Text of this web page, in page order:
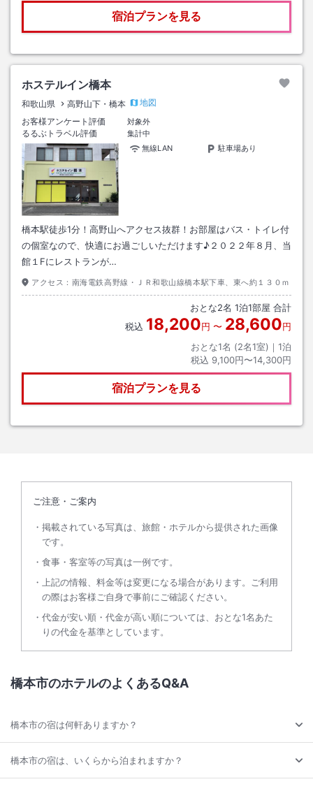
宿泊プランを見る
ホステルイン橋本
和歌山県 高野山下・橋本
地図
お客様アンケート評価
対象外
るるぶトラベル評価
集計中
無線LAN
駐車場あり
橋本駅徒歩1分！高野山へアクセス抜群！お部屋はバス・トイレ付
の個室なので、快適にお過ごしいただけます♪２０２２年８月、当
館１Fにレストランが…
アクセス： 南海電鉄高野線・ＪＲ和歌山線橋本駅下車、東へ約１３０ｍ
おとな2名 1泊1部屋 合計
税込 18,200円 〜 28,600円
おとな1名 (2名1室)｜ 1泊
税込 9,100円〜14,300円
宿泊プランを見る
ご注意・ご案内
掲載されている写真は、旅館・ホテルから提供された画像
です。
食事・客室等の写真は一例です。
上記の情報、料金等は変更になる場合があります。ご利用
の際はお客様ご自身で事前にご確認ください。
代金が安い順・代金が高い順については、おとな1名あた
りの代金を基準としています。
橋本市のホテルのよくあるQ&A
橋本市の宿は何軒ありますか？
橋本市の宿は、いくらから泊まれますか？